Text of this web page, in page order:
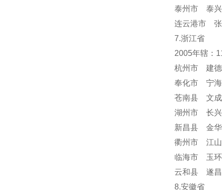
泰州市 泰
连云港市 张
7.浙江省
2005年辖：
杭州市 建
奉化市 宁
苍南县 文
湖州市 长
新昌县 金
衢州市 江
临海市 玉
云和县 遂
8.安徽省